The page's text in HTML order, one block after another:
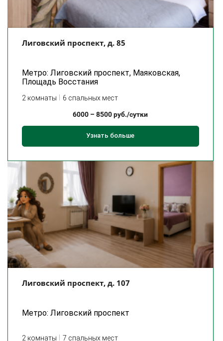
Лиговский проспект, д. 85
Метро: Лиговский проспект, Маяковская,
Площадь Восстания
2 комнаты 6 спальных мест
6000 –8500руб./сутки
Узнать больше
Лиговский проспект, д. 107
Метро: Лиговский проспект
2 комнаты 7 спальных мест